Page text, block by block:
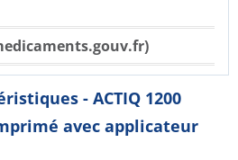
- ACTIQ 1200
avec applicateur